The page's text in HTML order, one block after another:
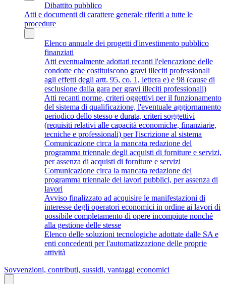
Dibattito pubblico
Atti e documenti di carattere generale riferiti a tutte le
procedure
Elenco annuale dei progetti d'investimento pubblico
finanziati
Atti eventualmente adottati recanti l'elencazione delle
condotte che costituiscono gravi illeciti professionali
agli effetti degli artt. 95, co. 1, lettera e) e 98 (cause di
esclusione dalla gara per gravi illeciti professionali)
Atti recanti norme, criteri oggettivi per il funzionamento
del sistema di qualificazione, l'eventuale aggiornamento
periodico dello stesso e durata, criteri soggettivi
(requisiti relativi alle capacità economiche, finanziarie,
tecniche e professionali) per l'iscrizione al sistema
Comunicazione circa la mancata redazione del
programma triennale degli acquisti di forniture e servizi,
per assenza di acquisti di forniture e servizi
Comunicazione circa la mancata redazione del
programma triennale dei lavori pubblici, per assenza di
lavori
Avviso finalizzato ad acquisire le manifestazioni di
interesse degli operatori economici in ordine ai lavori di
possibile completamento di opere incompiute nonché
alla gestione delle stesse
Elenco delle soluzioni tecnologiche adottate dalle SA e
enti concedenti per l'automatizzazione delle proprie
attività
Sovvenzioni, contributi, sussidi, vantaggi economici